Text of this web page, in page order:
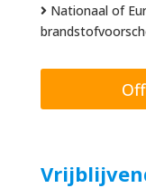
Nationaal of